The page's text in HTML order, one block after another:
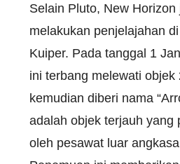
Selain Pluto, New Horizon
melakukan penjelajahan
Kuiper. Pada tanggal 1
ini terbang melewati objek
kemudian diberi nama
adalah objek terjauh yang
oleh pesawat luar